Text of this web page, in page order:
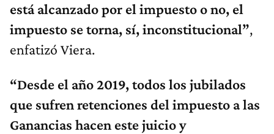
está alcanzado por el impuesto o no, el
impuesto se torna, sí, inconstitucional”,
enfatizó Viera.
“Desde el año 2019,todos los jubilados
que sufren retenciones del impuesto a las
Ganancias hacen este juicio y